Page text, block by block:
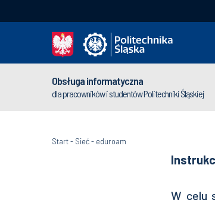
Obsługa informatyczna
dla pracowników i studentów Politechniki Śląskiej
Start- Sieć- eduroam
W celu